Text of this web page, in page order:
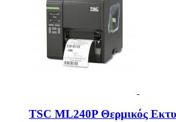
TSC ML240P Θερμικός